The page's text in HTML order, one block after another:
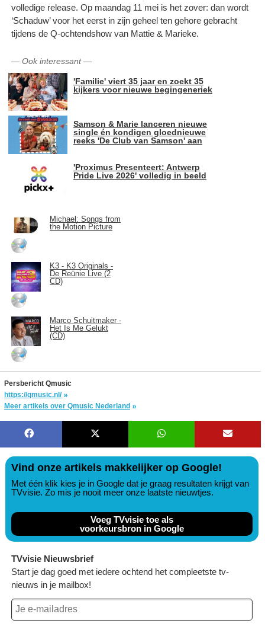
volledige release. Op maandag 11 mei is het zover: dan wordt
‘Schaduw’ voor het eerst in zijn geheel ten gehore gebracht
tijdens de Q-ochtendshow van Mattie & Marieke.
— Ook interessant—
'Familie' viert 35 jaar en zoekt 35
kijkers voor nieuwe begingeneriek
Samson & Marie lanceren nieuwe
single én kondigen gloednieuwe
reeks 'De Club van Samson' aan
'Proximus Presenteert: Antwerp
Pride Live 2026' volledig in beeld
Michael: Songs from
the Motion Picture
K3 - K3 Originals -
De Reünie Live (2
CD)
Marco Schuitmaker -
Het Is Me Gelukt
(CD)
Persbericht Qmusic
https://qmusic.nl/
Meer artikels over Qmusic Nederland
Vind onze artikels makkelijker op Google!
Met één klik kies je in Google dat je graag resultaten krijgt van
TVvisie. Zo mis je nooit meer onze laatste nieuwtjes.
Voeg TVvisie toe als
voorkeursbron in Google
TVvisie Nieuwsbrief
Start je dag goed met iedere ochtend het compleetste tv-
nieuws in je mailbox!